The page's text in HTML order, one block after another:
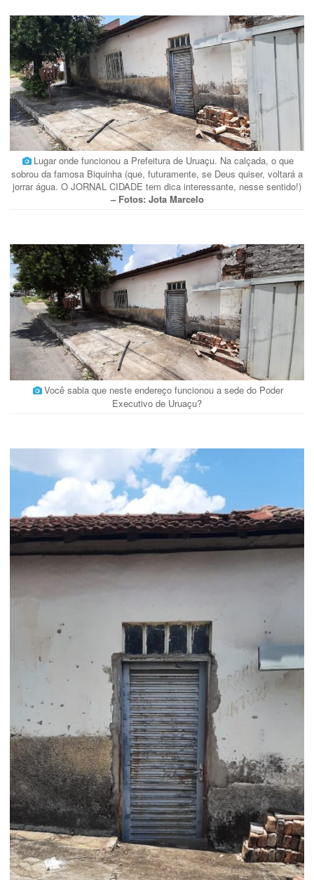
Lugar onde funcionou a Prefeitura de Uruaçu. Na calçada, o que
sobrou da famosa Biquinha (que, futuramente, se Deus quiser, voltará a
jorrar água. O JORNAL CIDADE tem dica interessante, nesse sentido!)
– Fotos: Jota Marcelo
Você sabia que neste endereço funcionou a sede do Poder
Executivo de Uruaçu?